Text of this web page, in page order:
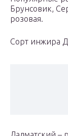
Брунсовик,
розовая.
Сорт инжира